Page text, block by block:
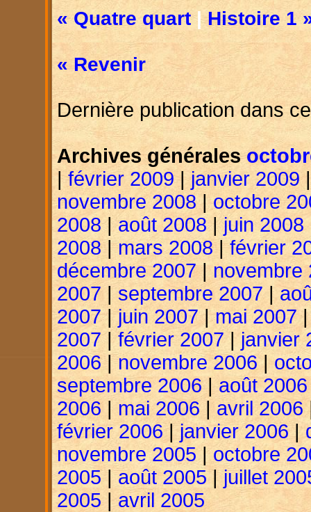
« Quatre quart|Histoire 1
« Revenir
Dernière publication dans
Archives générales
|février 2009|janvier 2009
novembre 2008|octobre
2008 | août 2008| juin 2008
2008|mars 2008|février
décembre 2007| novembre
2007| septembre 2007|
2007| juin 2007|mai 2007
2007 | février 2007 | janvier
2006|novembre 2006 |
septembre 2006|août 2006
2006| mai 2006|avril 2006
février 2006| janvier 2006 |
novembre 2005| octobre
2005|août 2005 | juillet
2005| avril 2005